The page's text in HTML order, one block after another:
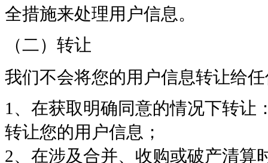
全措施来处理用户信息。
（二）转让
我们不会将您的用户信息转让给
1、在获取明确同意的情况下转让
转让您的用户信息；
2、在涉及合并、收购或破产清算